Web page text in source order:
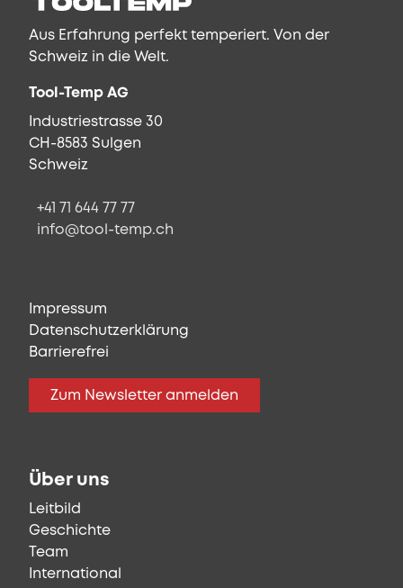
Aus Erfahrung perfekt temperiert. Von der
Schweiz in die Welt.
Tool-Temp AG
Industriestrasse 30
CH-8583 Sulgen
Schweiz
+41 71 644 77 77
info@tool-temp.ch
Impressum
Datenschutzerklärung
Barrierefrei
Zum Newsletter anmelden
Über uns
Leitbild
Geschichte
Team
International